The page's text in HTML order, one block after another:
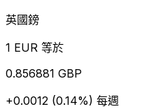
英國鎊
1 EUR 等於
0.856881 GBP
+0.0012 (0.14%) 每週